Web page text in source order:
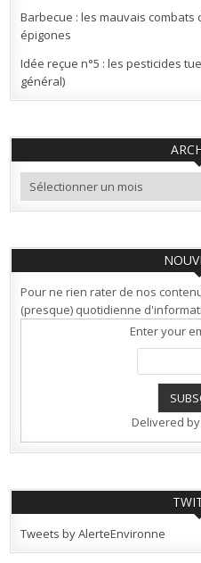
Barbecue : les mauvais
épigones
Idée reçue n°5 : les pesticides
général)
Archives
Pour ne rien rater de nos
(presque) quotidienne
Enter your
Delivered by
Tweets by AlerteEnvironne